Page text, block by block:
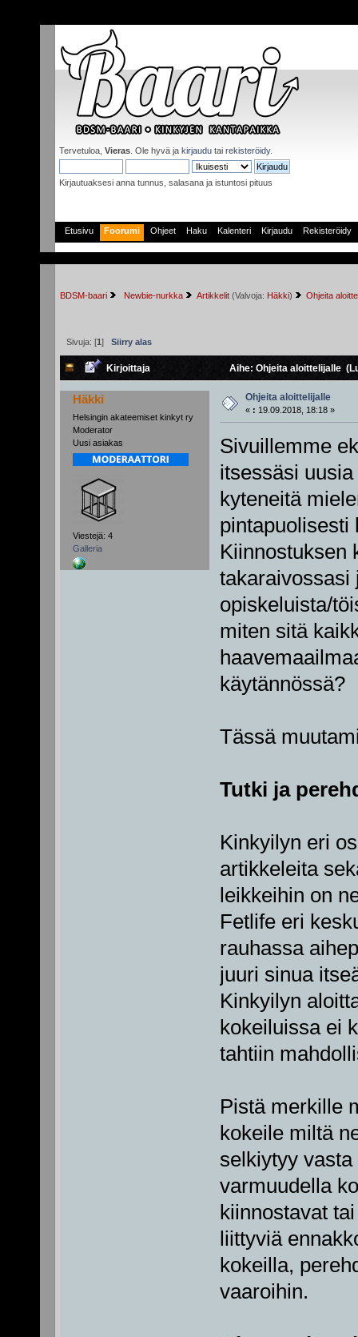
Tervetuloa, Vieras . Ole hyvä ja kirjaudu tai rekisteröidy.
Kirjautuaksesi anna tunnus, salasana ja istuntosi pituus
Etusivu Foorumi Ohjeet Haku Kalenteri Kirjaudu Rekisteröidy
BDSM-baari Newbie-nurkka Artikkelit(Valvoja: Häkki) Ohjeita
Sivuja: [1] Siirry alas
Kirjoittaja Aihe: Ohjeita aloittelijalle
Häkki
Helsingin akateemiset kinkyt ry
Moderator
Uusi asiakas
Viestejä: 4
Galleria
Ohjeita aloittelijalle
« : 19.09.2018, 18:18 »
Sivuillemme
itsessäsi
kyteneitä
pintapuolisesti
Kiinnostuksen
takaraivossasi
opiskeluista/
miten sitä
käytännössä?
Tässä
Tutki ja
Kinkyilyn eri
artikkeleita
leikkeihin on
Fetlife eri
rauhassa
juuri sinua
Kinkyilyn
kokeiluissa ei
tahtiin
Pistä merkille
kokeile miltä
selkiytyy
varmuudella
kiinnostavat
liittyviä
kokeilla,
vaaroihin.